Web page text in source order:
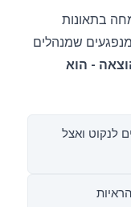
בתאונות
שמנהלים
- הוא
לנקוט ואצל